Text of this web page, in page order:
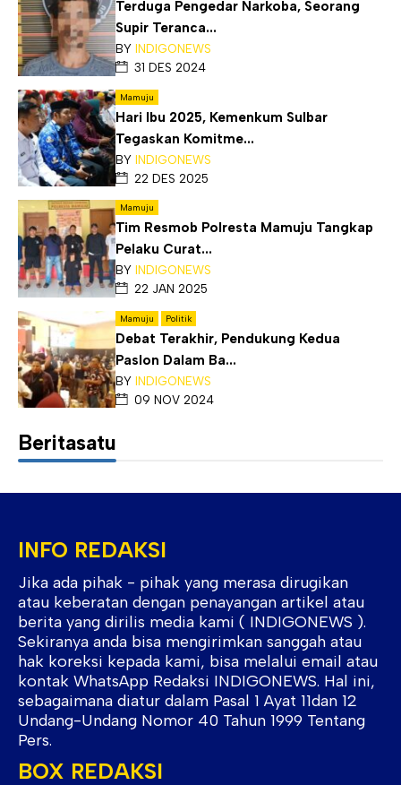
Terduga Pengedar Narkoba, Seorang
Supir Teranca...
BY INDIGONEWS
31 DES 2024
Mamuju
Hari Ibu 2025, Kemenkum Sulbar
Tegaskan Komitme...
BY INDIGONEWS
22 DES 2025
Mamuju
Tim Resmob Polresta Mamuju Tangkap
Pelaku Curat...
BY INDIGONEWS
22 JAN 2025
Mamuju Politik
Debat Terakhir, Pendukung Kedua
Paslon Dalam Ba...
BY INDIGONEWS
09 NOV 2024
Beritasatu
INFO REDAKSI
Jika ada pihak - pihak yang merasa dirugikan
atau keberatan dengan penayangan artikel atau
berita yang dirilis media kami ( INDIGONEWS ).
Sekiranya anda bisa mengirimkan sanggah atau
hak koreksi kepada kami, bisa melalui email atau
kontak WhatsApp Redaksi INDIGONEWS. Hal ini,
sebagaimana diatur dalam Pasal 1 Ayat 11dan 12
Undang-Undang Nomor 40 Tahun 1999 Tentang
Pers.
BOX REDAKSI